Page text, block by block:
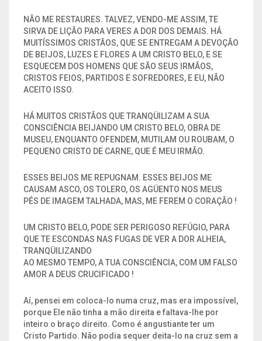
NÃO ME RESTAURES. TALVEZ, VENDO-ME ASSIM, TE
SIRVA DE LIÇÃO PARA VERES A DOR DOS DEMAIS. HÁ
MUITÍSSIMOS CRISTÃOS, QUE SE ENTREGAM A DEVOÇÃO
DE BEIJOS, LUZES E FLORES A UM CRISTO BELO, E SE
ESQUECEM DOS HOMENS QUE SÃO SEUS IRMÃOS,
CRISTOS FEIOS, PARTIDOS E SOFREDORES, E EU, NÃO
ACEITO ISSO.
HÁ MUITOS CRISTÃOS QUE TRANQÜILIZAM A SUA
CONSCIÊNCIA BEIJANDO UM CRISTO BELO, OBRA DE
MUSEU, ENQUANTO OFENDEM, MUTILAM OU ROUBAM, O
PEQUENO CRISTO DE CARNE, QUE É MEU IRMÃO.
ESSES BEIJOS ME REPUGNAM. ESSES BEIJOS ME
CAUSAM ASCO, OS TOLERO, OS AGÜENTO NOS MEUS
PÉS DE IMAGEM TALHADA, MAS, ME FEREM O CORAÇÃO !
UM CRISTO BELO, PODE SER PERIGOSO REFÚGIO, PARA
QUE TE ESCONDAS NAS FUGAS DE VER A DOR ALHEIA,
TRANQÜILIZANDO
AO MESMO TEMPO, A TUA CONSCIÊNCIA, COM UM FALSO
AMOR A DEUS CRUCIFICADO !
Aí, pensei em coloca-lo numa cruz, mas era impossível,
porque Ele não tinha a mão direita e faltava-lhe por
inteiro o braço direito. Como é angustiante ter um
Cristo Partido. Não podia sequer deita-lo na cruz sem a